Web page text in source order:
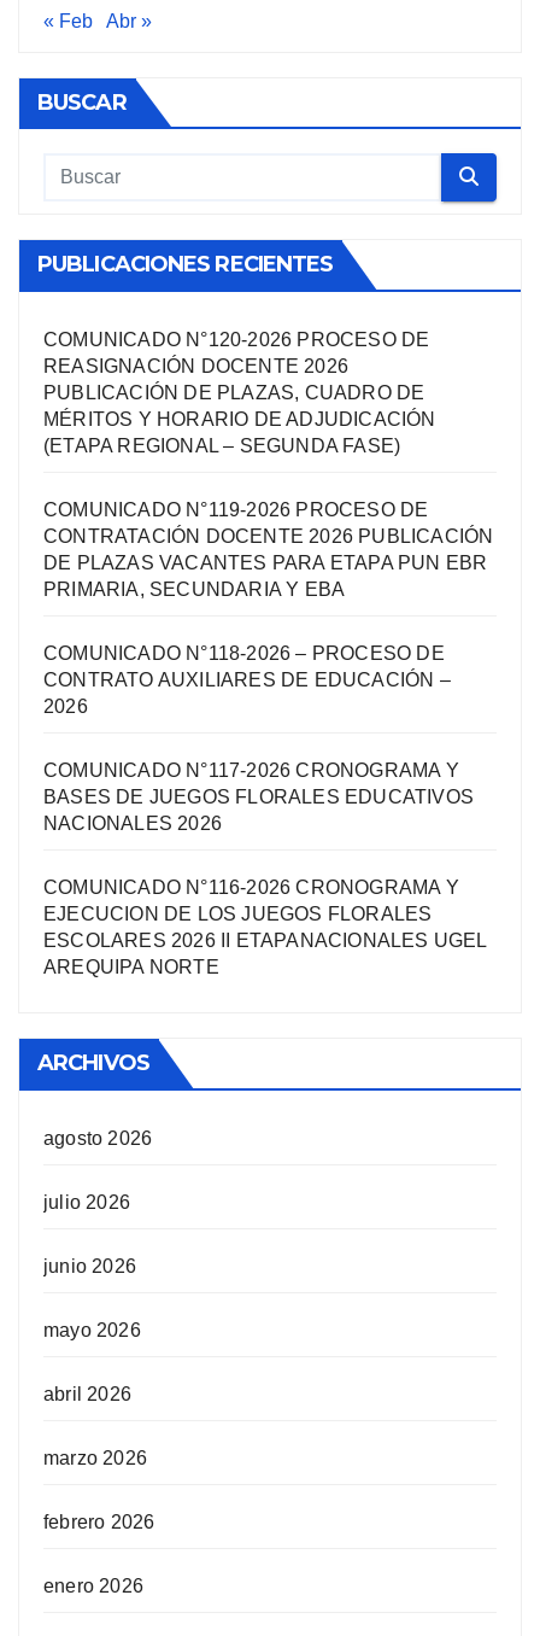
« Feb Abr »
BUSCAR
PUBLICACIONES RECIENTES
COMUNICADO N°120-2026 PROCESO DE
REASIGNACIÓN DOCENTE 2026
PUBLICACIÓN DE PLAZAS, CUADRO DE
MÉRITOS Y HORARIO DE ADJUDICACIÓN
(ETAPA REGIONAL – SEGUNDA FASE)
COMUNICADO N°119-2026 PROCESO DE
CONTRATACIÓN DOCENTE 2026 PUBLICACIÓN
DE PLAZAS VACANTES PARA ETAPA PUN EBR
PRIMARIA, SECUNDARIA Y EBA
COMUNICADO N°118-2026 – PROCESO DE
CONTRATO AUXILIARES DE EDUCACIÓN –
2026
COMUNICADO N°117-2026 CRONOGRAMA Y
BASES DE JUEGOS FLORALES EDUCATIVOS
NACIONALES 2026
COMUNICADO N°116-2026 CRONOGRAMA Y
EJECUCION DE LOS JUEGOS FLORALES
ESCOLARES 2026 II ETAPANACIONALES UGEL
AREQUIPA NORTЕ
ARCHIVOS
agosto 2026
julio 2026
junio 2026
mayo 2026
abril 2026
marzo 2026
febrero 2026
enero 2026